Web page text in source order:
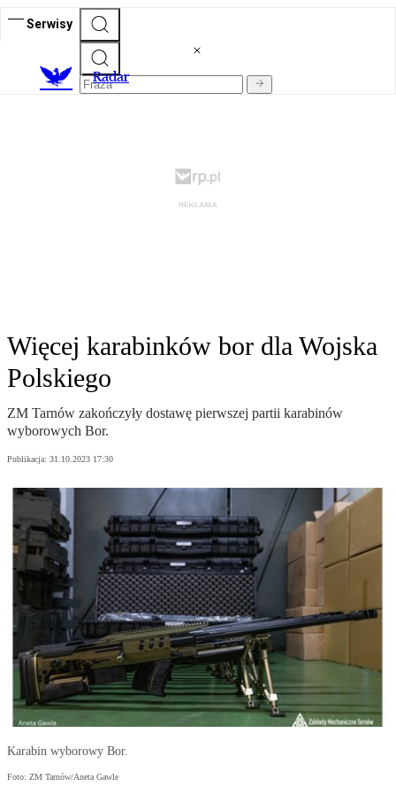
Serwisy
Radar
Więcej karabinków bor dla Wojska
Polskiego
ZM Tarnów zakończyły dostawę pierwszej partii karabinów
wyborowych Bor.
Publikacja: 31.10.2023 17:30
Karabin wyborowy Bor.
Foto: ZM Tarnów/Aneta Gawle